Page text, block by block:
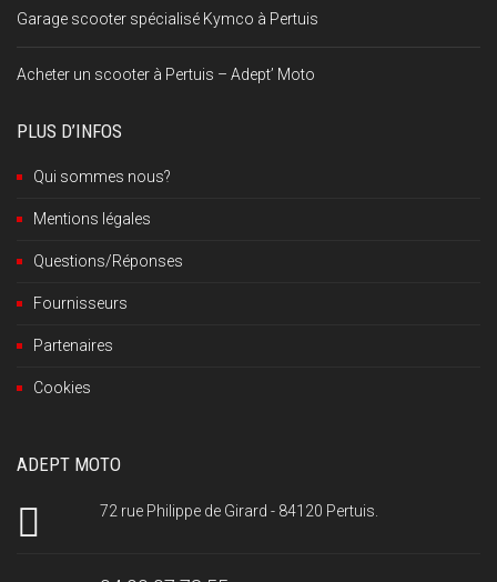
Garage scooter spécialisé Kymco à Pertuis
Acheter un scooter à Pertuis – Adept’ Moto
PLUS D’INFOS
Qui sommes nous?
Mentions légales
Questions/Réponses
Fournisseurs
Partenaires
Cookies
ADEPT MOTO
72 rue Philippe de Girard - 84120 Pertuis.